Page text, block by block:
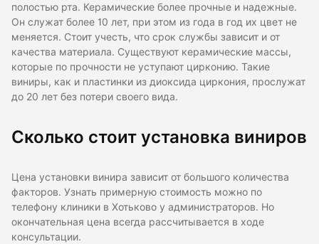
полостью рта. Керамические более прочные и надежные.
Он служат более 10 лет, при этом из года в год их цвет не
меняется. Стоит учесть, что срок службы зависит и от
качества материала. Существуют керамические массы,
которые по прочности не уступают цирконию. Такие
виниры, как и пластинки из диоксида циркония, прослужат
до 20 лет без потери своего вида.
Сколько стоит установка виниров
Цена установки винира зависит от большого количества
факторов. Узнать примерную стоимость можно по
телефону клиники в Хотьково у администраторов. Но
окончательная цена всегда рассчитывается в ходе
консультации.